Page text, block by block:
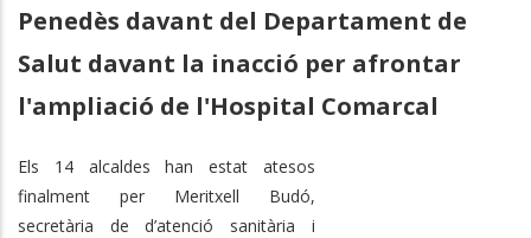
Penedès davant del Departament de
Salut davant la inacció per afrontar
l'ampliació de l'Hospital Comarcal
Els 14 alcaldes han estat atesos
finalment per Meritxell Budó,
secretària de d’atenció sanitària i